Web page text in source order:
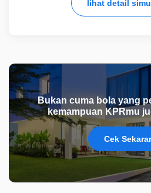
lihat detail
Bukan cuma bola yang
kemampuan KPRmu
Cek